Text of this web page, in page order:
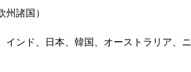
諸国）
インド、日本、韓国、オーストラリア、